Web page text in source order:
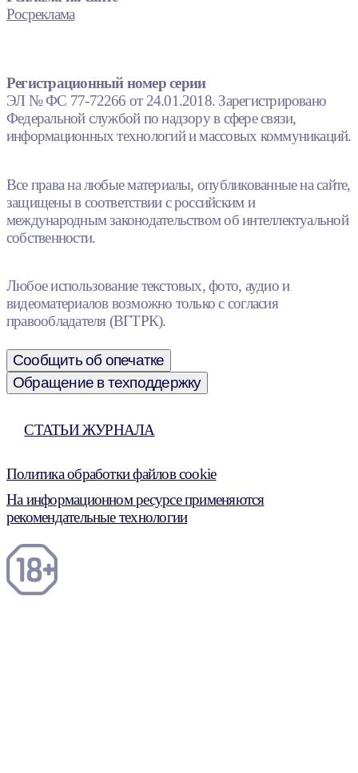
Росреклама
Регистрационный номер серии
ЭЛ № ФС 77-72266 от 24.01.2018. Зарегистрировано
Федеральной службой по надзору в сфере связи,
информационных технологий и массовых коммуникаций.
Все права на любые материалы, опубликованные на сайте,
защищены в соответствии с российским и
международным законодательством об интеллектуальной
собственности.
Любое использование текстовых, фото, аудио и
видеоматериалов возможно только с согласия
правообладателя (ВГТРК).
Сообщить об опечатке
Обращение в техподдержку
СТАТЬИ ЖУРНАЛА
Политика обработки файлов cookie
На информационном ресурсе применяются
рекомендательные технологии